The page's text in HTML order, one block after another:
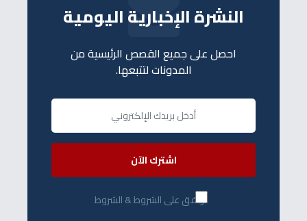
النشرة الإخبارية اليومية
احصل على جميع القصص الرئيسية من
المدونات لتتبعها.
اشترك الآن
أوافق على الشروط & الشروط